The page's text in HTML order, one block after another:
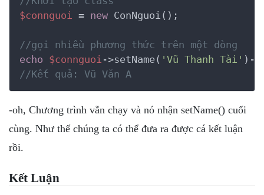
$connguoi
= new ConNguoi();
//gọi nhiều phương thức trên một dòng
echo $connguoi ->setName( 'Vũ Thanh Tài' )-
//Kết quả: Vũ Văn A
-oh, Chương trình vẫn chạy và nó nhận setName() cuối
cùng. Như thế chúng ta có thể đưa ra được cá kết luận
rồi.
Kết Luận